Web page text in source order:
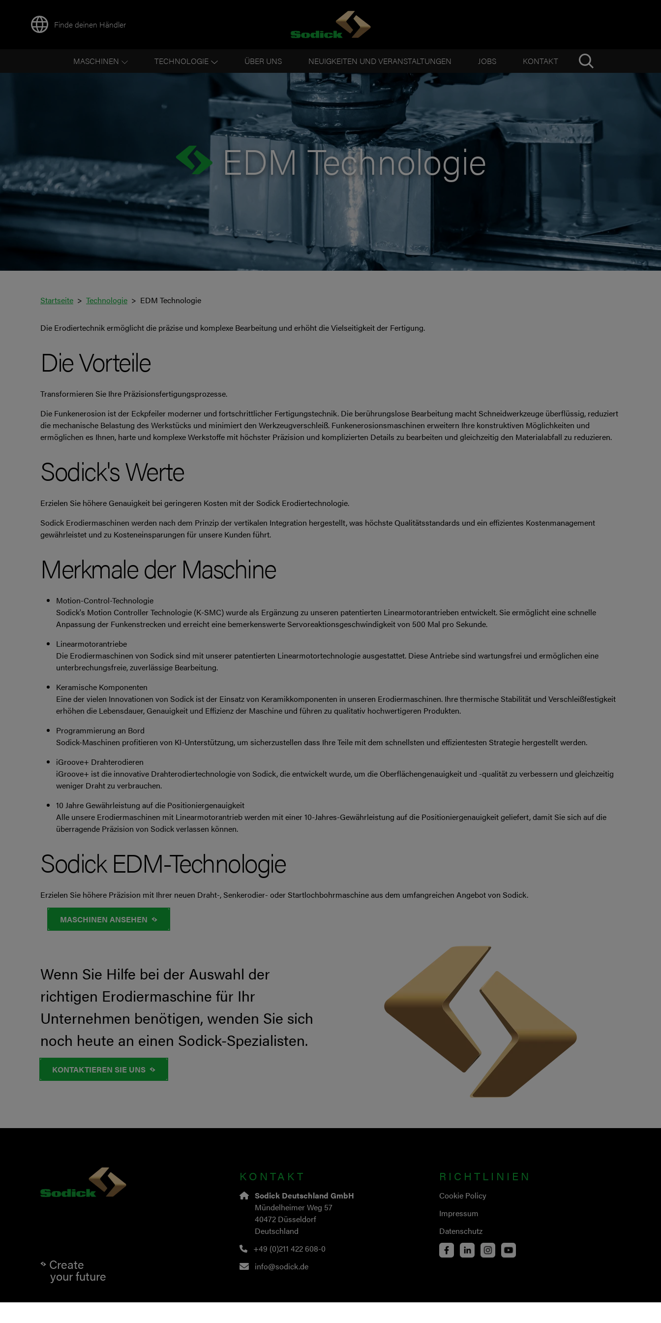
Finde deinen Händler
MASCHINEN TECHNOLOGIE ÜBER UNS NEUIGKEITEN UND VERANSTALTUNGEN JOBS KONTAKT
EDM Technologie
Startseite Technologie EDM Technologie
Die Erodiertechnik ermöglicht die präzise und komplexe Bearbeitung und erhöht die Vielseitigkeit der Fertigung.
Die Vorteile
Transformieren Sie Ihre Präzisionsfertigungsprozesse.
Die Funkenerosion ist der Eckpfeiler moderner und fortschrittlicher Fertigungstechnik. Die berührungslose Bearbeitung macht Schneidwerkzeuge überflüssig, reduziert
die mechanische Belastung des Werkstücks und minimiert den Werkzeugverschleiß. Funkenerosionsmaschinen erweitern Ihre konstruktiven Möglichkeiten und
ermöglichen es Ihnen, harte und komplexe Werkstoffe mit höchster Präzision und komplizierten Details zu bearbeiten und gleichzeitig den Materialabfall zu reduzieren.
Sodick's Werte
Erzielen Sie höhere Genauigkeit bei geringeren Kosten mit der Sodick Erodiertechnologie.
Sodick Erodiermaschinen werden nach dem Prinzip der vertikalen Integration hergestellt, was höchste Qualitätsstandards und ein effizientes Kostenmanagement
gewährleistet und zu Kosteneinsparungen für unsere Kunden führt.
Merkmale der Maschine
Motion-Control-Technologie
Sodick's Motion Controller Technologie (K-SMC) wurde als Ergänzung zu unseren patentierten Linearmotorantrieben entwickelt. Sie ermöglicht eine schnelle
Anpassung der Funkenstrecken und erreicht eine bemerkenswerte Servoreaktionsgeschwindigkeit von 500 Mal pro Sekunde.
Linearmotorantriebe
Die Erodiermaschinen von Sodick sind mit unserer patentierten Linearmotortechnologie ausgestattet. Diese Antriebe sind wartungsfrei und ermöglichen eine
unterbrechungsfreie, zuverlässige Bearbeitung.
Keramische Komponenten
Eine der vielen Innovationen von Sodick ist der Einsatz von Keramikkomponenten in unseren Erodiermaschinen. Ihre thermische Stabilität und Verschleißfestigkeit
erhöhen die Lebensdauer, Genauigkeit und Effizienz der Maschine und führen zu qualitativ hochwertigeren Produkten.
Programmierung an Bord
Sodick-Maschinen profitieren von KI-Unterstützung, um sicherzustellen dass Ihre Teile mit dem schnellsten und effizientesten Strategie hergestellt werden.
iGroove+ Drahterodieren
iGroove+ ist die innovative Drahterodiertechnologie von Sodick, die entwickelt wurde, um die Oberflächengenauigkeit und -qualität zu verbessern und gleichzeitig
weniger Draht zu verbrauchen.
10 Jahre Gewährleistung auf die Positioniergenauigkeit
Alle unsere Erodiermaschinen mit Linearmotorantrieb werden mit einer 10-Jahres-Gewährleistung auf die Positioniergenauigkeit geliefert, damit Sie sich auf die
überragende Präzision von Sodick verlassen können.
Sodick EDM-Technologie
Erzielen Sie höhere Präzision mit Ihrer neuen Draht-, Senkerodier- oder Startlochbohrmaschine aus dem umfangreichen Angebot von Sodick.
MASCHINEN ANSEHEN
Wenn Sie Hilfe bei der Auswahl der
richtigen Erodiermaschine für Ihr
Unternehmen benötigen, wenden Sie sich
noch heute an einen Sodick-Spezialisten.
KONTAKTIEREN SIE UNS
Create
your future
KONTAKT
Sodick Deutschland GmbH
Mündelheimer Weg 57
40472 Düsseldorf
Deutschland
+49 (0)211 422 608-0
info@sodick.de
RICHTLINIEN
Cookie Policy
Impressum
Datenschutz